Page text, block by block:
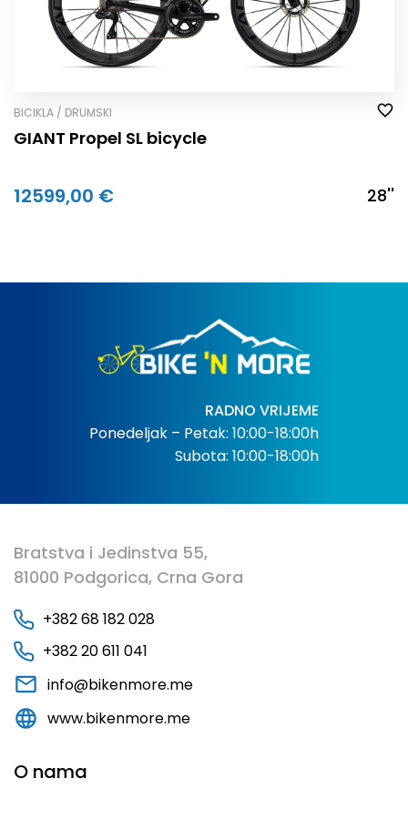
BICIKLA / DRUMSKI
GIANT Propel SL bicycle
12599,00 € 28''
RADNO VRIJEME
Ponedeljak – Petak: 10:00-18:00h
Subota: 10:00-18:00h
Bratstva i Jedinstva 55,
81000 Podgorica, Crna Gora
+382 68 182 028
+382 20 611 041
info@bikenmore.me
www.bikenmore.me
O nama